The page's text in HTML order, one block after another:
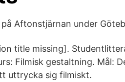
Aftonstjärnan under
title missing].
Filmisk gestaltning. Mål:
uttrycka sig filmiskt.